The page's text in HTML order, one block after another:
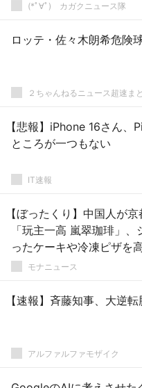
(*ﾟ∀ﾟ)ゞカガクニュース隊
ロッテ・佐々木朗希危険
２ちゃんねるニュース超速ま
【悲報】iPhone 16さん、
ところが一つもない
IT速報
【ぼったくり】中国人が
「玩主一高 嵐翠珈琲」
ったケーキや冷凍ピザを
モナニュース
【速報】斉藤知事、大逆転
アルファルファモザイク